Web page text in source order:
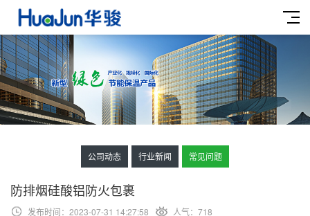
公司动态 行业新闻 常见问题
防排烟硅酸铝防火包裹
发布时间：2023-07-31 14:27:58 人气： 718